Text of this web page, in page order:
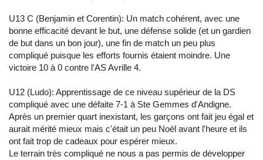
U13 C (Benjamin et Corentin): Un match cohérent, avec une
bonne efficacité devant le but, une défense solide (et un gardien
de but dans un bon jour), une fin de match un peu plus
compliqué puisque les efforts fournis étaient moindre. Une
victoire 10 à 0 contre l'AS Avrille 4.
U12 (Ludo): Apprentissage de ce niveau supérieur de la DS
compliqué avec une défaite 7-1 à Ste Gemmes d'Andigne.
Après un premier quart inexistant, les garçons ont fait jeu égal et
aurait mérité mieux mais c'était un peu Noël avant l'heure et ils
ont fait trop de cadeaux pour espérer mieux.
Le terrain très compliqué ne nous a pas permis de développer